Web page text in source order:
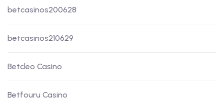
betcasinos200628
betcasinos210629
Betcleo Casino
Betfouru Casino